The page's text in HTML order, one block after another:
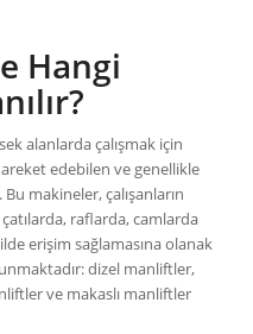
Hangi
alanlarda çalışmak için
edebilen ve genellikle
makineler, çalışanların
raflarda, camlarda
erişim sağlamasına olanak
dizel manliftler,
ve makaslı manliftler